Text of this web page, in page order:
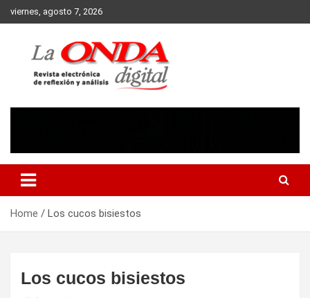
Skip
to
viernes, agosto 7, 2026
Home Los cucos bisiestos
Los cucos bisiestos